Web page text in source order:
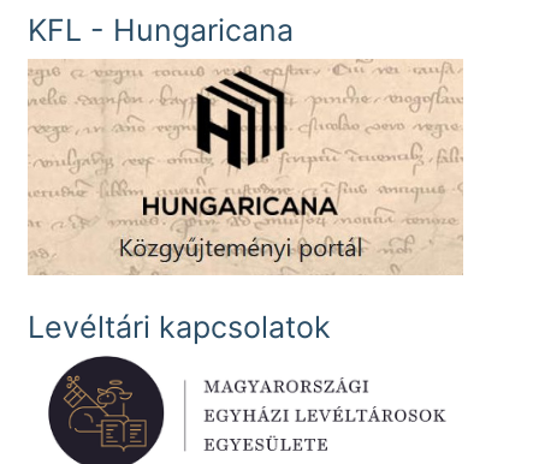
KFL - Hungaricana
Levéltári kapcsolatok